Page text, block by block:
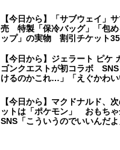
【今日から】「サブウェイ」
売 特製「保冷バッグ」「包め
ップ」の実物 割引チケット
【今日から】ジェラート ピケ
ゴンクエストが初コラボ
けるのかこれ…」「えぐかわい
【今日から】マクドナルド、
ットは「ポケモン」 おもち
SNS「こういうのでいいんだよ